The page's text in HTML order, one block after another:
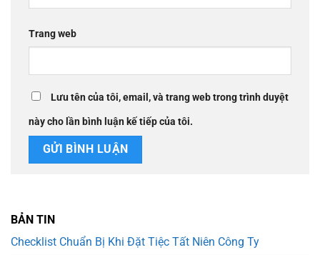
Trang web
Lưu tên của tôi, email, và trang web trong trình duyệt
này cho lần bình luận kế tiếp của tôi.
BẢN TIN
Checklist Chuẩn Bị Khi Đặt Tiệc Tất Niên Công Ty